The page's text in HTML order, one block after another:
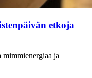
etkoja
mimmienergiaa ja